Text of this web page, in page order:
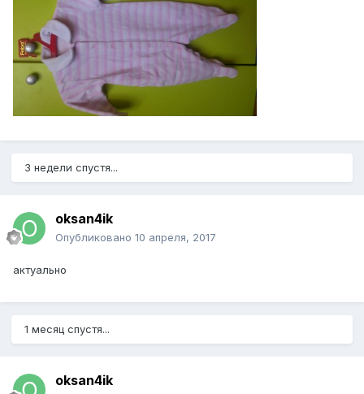
3 недели спустя...
oksan4ik
Опубликовано 10 апреля, 2017
актуально
1 месяц спустя...
oksan4ik